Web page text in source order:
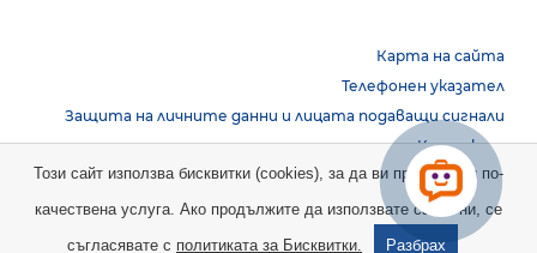
Карта на сайта
Телефонен указател
Защита на личните данни и лицата подаващи сигнали
Контакти
Copyright © 2026 НБУ. Всички права запазени.
Този сайт използва бисквитки (cookies), за да ви предостави по-
качествена услуга. Ако продължите да използвате сайта ни, се
съгласявате с политиката за Бисквитки. Разбрах